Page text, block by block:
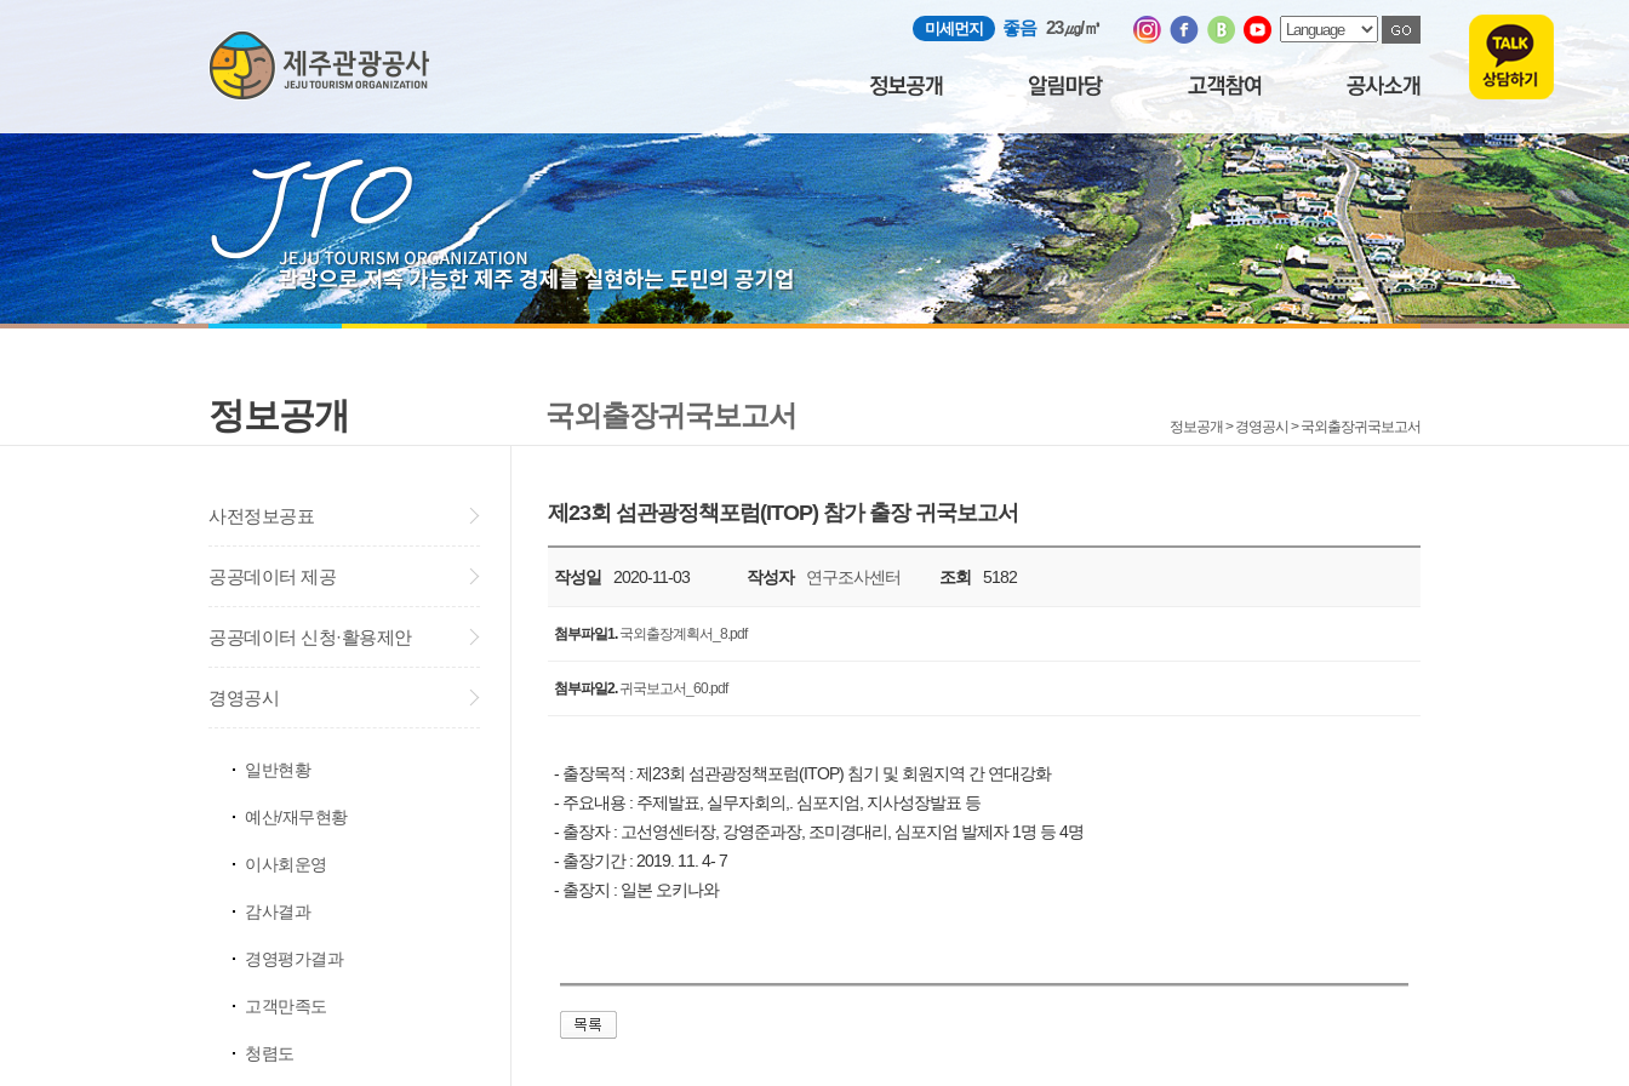
미세먼지 좋음 23㎍/㎥
정보공개
사전정보공표
공공데이터 제공
공공데이터 신청·활용제안
경영공시
일반현황
예산/재무현황
이사회운영
감사결과
경영평가결과
고객만족도
청렴도
정보공개 > 경영공시 >국외출장귀국보고서
국외출장귀국보고서
제23회 섬관광정책포럼(ITOP) 참가 출장 귀국보고서
작성일 2020-11-03 작성자 연구조사센터 조회 5182
첨부파일1. 국외출장계획서_8.pdf
첨부파일2. 귀국보고서_60.pdf
- 출장목적 : 제23회 섬관광정책포럼(ITOP) 침기 및 회원지역 간 연대강화
- 주요내용 : 주제발표, 실무자회의,. 심포지엄, 지사성장발표 등
- 출장자 : 고선영센터장, 강영준과장, 조미경대리, 심포지엄 발제자 1명 등 4명
- 출장기간 : 2019. 11. 4- 7
- 출장지 : 일본 오키나와